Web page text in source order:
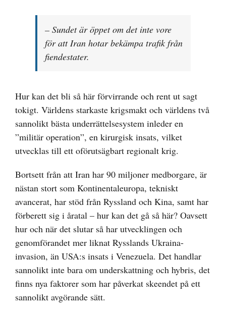
– Sundet är öppet om det inte vore
för att Iran hotar bekämpa trafik från
fiendestater.
Hur kan det bli så här förvirrande och rent ut sagt
tokigt. Världens starkaste krigsmakt och världens två
sannolikt bästa underrättelsesystem inleder en
”militär operation”, en kirurgisk insats, vilket
utvecklas till ett oförutsägbart regionalt krig.
Bortsett från att Iran har 90 miljoner medborgare, är
nästan stort som Kontinentaleuropa, tekniskt
avancerat, har stöd från Ryssland och Kina, samt har
förberett sig i åratal – hur kan det gå så här? Oavsett
hur och när det slutar så har utvecklingen och
genomförandet mer liknat Rysslands Ukraina-
invasion, än USA:s insats i Venezuela. Det handlar
sannolikt inte bara om underskattning och hybris, det
finns nya faktorer som har påverkat skeendet på ett
sannolikt avgörande sätt.